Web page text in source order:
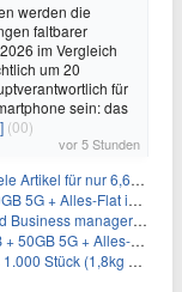
werden die
faltbarer
im Vergleich
um 20
für
sein: das
(00)
vor 5 Stunden
6,66€ – nur 48 Stunden
für 34,99€/Monat – eff. 4,65€/Monat
Kombi-Abo 1 Monat kostenlos
Netz für 19,99€/Monat – eff. 0,61€/Monat
(1,8kg Eimer) für 6,29€